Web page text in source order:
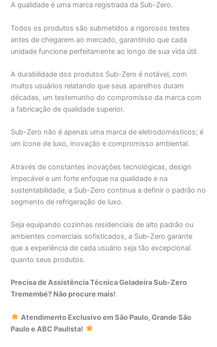
A qualidade é uma marca registrada da Sub-Zero.
Todos os produtos são submetidos a rigorosos testes
antes de chegarem ao mercado, garantindo que cada
unidade funcione perfeitamente ao longo de sua vida útil.
A durabilidade dos produtos Sub-Zero é notável, com
muitos usuários relatando que seus aparelhos duram
décadas, um testemunho do compromisso da marca com
a fabricação de qualidade superior.
Sub-Zero não é apenas uma marca de eletrodomésticos; é
um ícone de luxo, inovação e compromisso ambiental.
Através de constantes inovações tecnológicas, design
impecável e um forte enfoque na qualidade e na
sustentabilidade, a Sub-Zero continua a definir o padrão no
segmento de refrigeração de luxo.
Seja equipando cozinhas residenciais de alto padrão ou
ambientes comerciais sofisticados, a Sub-Zero garante
que a experiência de cada usuário seja tão excepcional
quanto seus produtos.
Precisa de Assistência Técnica Geladeira Sub-Zero
Tremembé? Não procure mais!
Atendimento Exclusivo em São Paulo, Grande São
Paulo e ABC Paulista!